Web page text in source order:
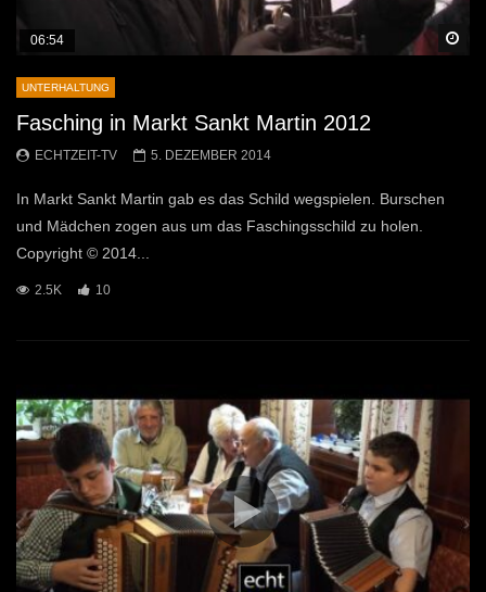
06:54
UNTERHALTUNG
Fasching in Markt Sankt Martin 2012
ECHTZEIT-TV 5. DEZEMBER 2014
In Markt Sankt Martin gab es das Schild wegspielen. Burschen
und Mädchen zogen aus um das Faschingsschild zu holen.
Copyright © 2014...
2.5K 10